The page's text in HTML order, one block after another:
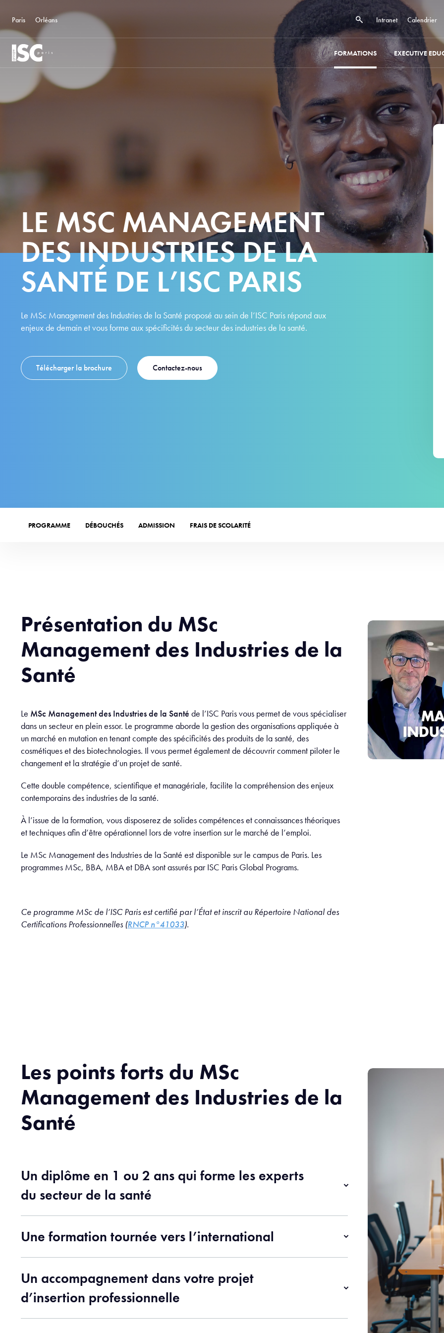
Paris Orléans Intranet Calendrier
FORMATIONS EXECUTIVE
LE MSC MANAGEMENT
DES INDUSTRIES DE LA
SANTÉ DE L’ISC PARIS
Le MSc Management des Industries de la Santé proposé au sein de l’ISC Paris répond aux
enjeux de demain et vous forme aux spécificités du secteur des industries de la santé.
Télécharger la brochure Contactez-nous
PROGRAMME DÉBOUCHÉS ADMISSION FRAIS DE SCOLARITÉ
Présentation du MSc
Management des Industries de la
Santé
Le MSc Management des Industries de la Santé de l’ISC Paris vous permet de vous spécialiser
dans un secteur en plein essor. Le programme aborde la gestion des organisations appliquée à
un marché en mutation en tenant compte des spécificités des produits de la santé, des
cosmétiques et des biotechnologies. Il vous permet également de découvrir comment piloter le
changement et la stratégie d’un projet de santé.
Cette double compétence, scientifique et managériale, facilite la compréhension des enjeux
contemporains des industries de la santé.
À l’issue de la formation, vous disposerez de solides compétences et connaissances théoriques
et techniques afin d’être opérationnel lors de votre insertion sur le marché de l’emploi.
Le MSc Management des Industries de la Santé est disponible sur le campus de Paris. Les
programmes MSc, BBA, MBA et DBA sont assurés par ISC Paris Global Programs.
Ce programme MSc de l’ISC Paris est certifié par l’État et inscrit au Répertoire National des
Certifications Professionnelles (RNCP n°41033).
Les points forts du MSc
Management des Industries de la
Santé
Un diplôme en 1 ou 2 ans qui forme les experts
du secteur de la santé
Une formation tournée vers l’international
Un accompagnement dans votre projet
d’insertion professionnelle